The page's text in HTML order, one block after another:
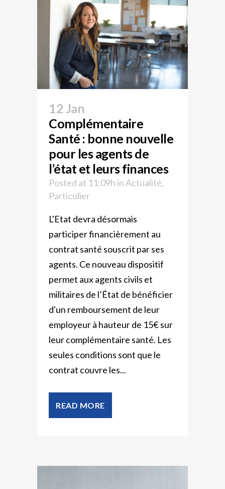
12 Jan
Complémentaire
Santé : bonne nouvelle
pour les agents de
l’état et leurs finances
Posted at 11:09hin Actualité,
Particulier
L'Etat devra désormais
participer financièrement au
contrat santé souscrit par ses
agents. Ce nouveau dispositif
permet aux agents civils et
militaires de l’État de bénéficier
d'un remboursement de leur
employeur à hauteur de 15€ sur
leur complémentaire santé. Les
seules conditions sont que le
contrat couvre les...
READ MORE